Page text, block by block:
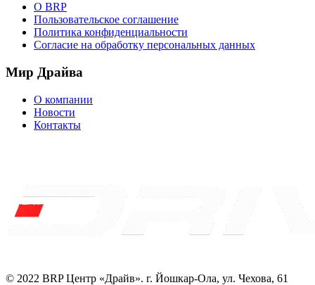
О BRP
Пользовательское соглашение
Политика конфиденциальности
Согласие на обработку персональных данных
Мир Драйва
О компании
Новости
Контакты
© 2022 BRP Центр «Драйв». г. Йошкар-Ола, ул. Чехова, 61